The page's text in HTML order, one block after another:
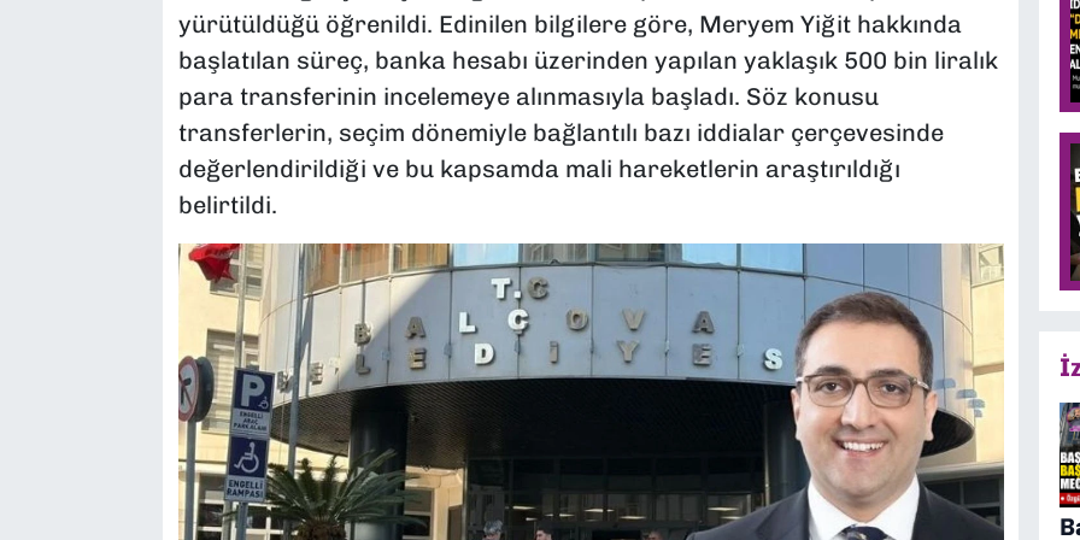
yürütüldüğü öğrenildi. Edinilen bilgilere göre, Meryem Yiğit hakkında
başlatılan süreç, banka hesabı üzerinden yapılan yaklaşık 500 bin liralık
para transferinin incelemeye alınmasıyla başladı. Söz konusu
transferlerin, seçim dönemiyle bağlantılı bazı iddialar çerçevesinde
değerlendirildiği ve bu kapsamda mali hareketlerin araştırıldığı
belirtildi.